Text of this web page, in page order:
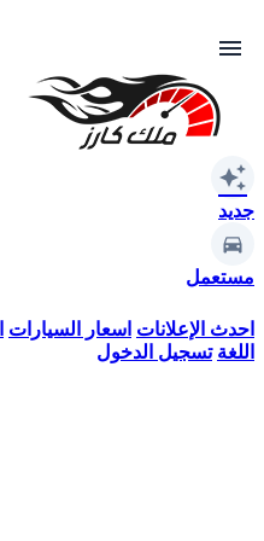
menu
auto_awesome
جديد
مستعمل
احدث الإعلانات اسعار السيارات
اللغة تسجيل الدخول